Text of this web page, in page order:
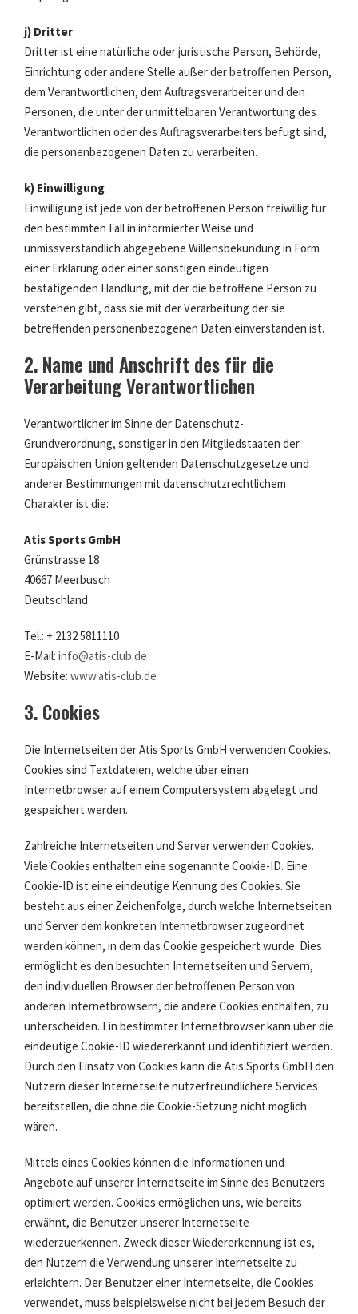
j) Dritter
Dritter ist eine natürliche oder juristische Person, Behörde,
Einrichtung oder andere Stelle außer der betroffenen Person,
dem Verantwortlichen, dem Auftragsverarbeiter und den
Personen, die unter der unmittelbaren Verantwortung des
Verantwortlichen oder des Auftragsverarbeiters befugt sind,
die personenbezogenen Daten zu verarbeiten.
k) Einwilligung
Einwilligung ist jede von der betroffenen Person freiwillig für
den bestimmten Fall in informierter Weise und
unmissverständlich abgegebene Willensbekundung in Form
einer Erklärung oder einer sonstigen eindeutigen
bestätigenden Handlung, mit der die betroffene Person zu
verstehen gibt, dass sie mit der Verarbeitung der sie
betreffenden personenbezogenen Daten einverstanden ist.
2. Name und Anschrift des für die
Verarbeitung Verantwortlichen
Verantwortlicher im Sinne der Datenschutz-
Grundverordnung, sonstiger in den Mitgliedstaaten der
Europäischen Union geltenden Datenschutzgesetze und
anderer Bestimmungen mit datenschutzrechtlichem
Charakter ist die:
Atis Sports GmbH
Grünstrasse 18
40667 Meerbusch
Deutschland
Tel.: + 2132 5811110
E-Mail: info@atis-club.de
Website: www.atis-club.de
3. Cookies
Die Internetseiten der Atis Sports GmbH verwenden Cookies.
Cookies sind Textdateien, welche über einen
Internetbrowser auf einem Computersystem abgelegt und
gespeichert werden.
Zahlreiche Internetseiten und Server verwenden Cookies.
Viele Cookies enthalten eine sogenannte Cookie-ID. Eine
Cookie-ID ist eine eindeutige Kennung des Cookies. Sie
besteht aus einer Zeichenfolge, durch welche Internetseiten
und Server dem konkreten Internetbrowser zugeordnet
werden können, in dem das Cookie gespeichert wurde. Dies
ermöglicht es den besuchten Internetseiten und Servern,
den individuellen Browser der betroffenen Person von
anderen Internetbrowsern, die andere Cookies enthalten, zu
unterscheiden. Ein bestimmter Internetbrowser kann über die
eindeutige Cookie-ID wiedererkannt und identifiziert werden.
Durch den Einsatz von Cookies kann die Atis Sports GmbH den
Nutzern dieser Internetseite nutzerfreundlichere Services
bereitstellen, die ohne die Cookie-Setzung nicht möglich
wären.
Mittels eines Cookies können die Informationen und
Angebote auf unserer Internetseite im Sinne des Benutzers
optimiert werden. Cookies ermöglichen uns, wie bereits
erwähnt, die Benutzer unserer Internetseite
wiederzuerkennen. Zweck dieser Wiedererkennung ist es,
den Nutzern die Verwendung unserer Internetseite zu
erleichtern. Der Benutzer einer Internetseite, die Cookies
verwendet, muss beispielsweise nicht bei jedem Besuch der